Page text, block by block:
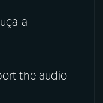
a
the audio